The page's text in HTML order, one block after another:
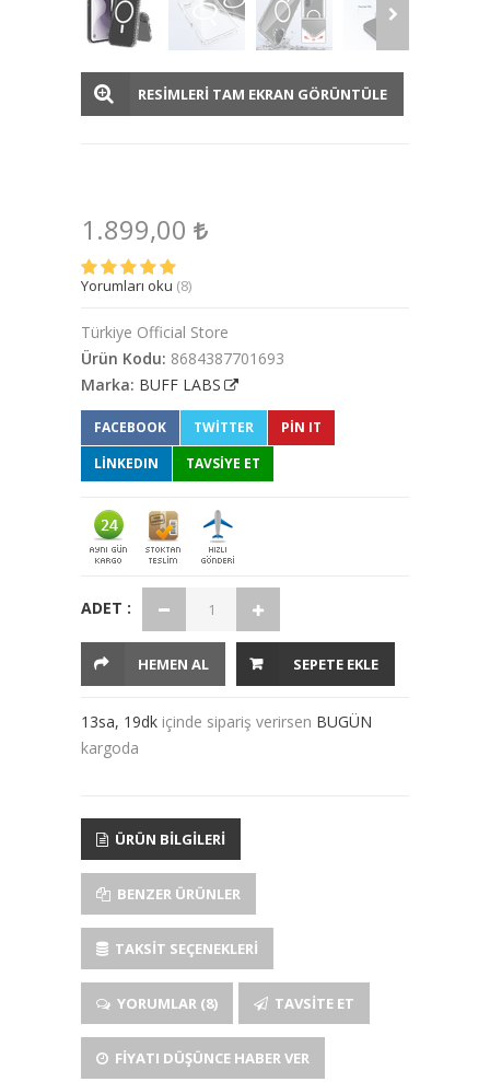
RESİMLERİ TAM EKRAN GÖRÜNTÜLE
1.899,00
Yorumları oku (8)
Türkiye Official Store
Ürün Kodu: 8684387701693
Marka: BUFF LABS
FACEBOOK TWITTER
PIN IT
LINKEDIN
TAVSİYE ET
ADET :
HEMEN AL SEPETE EKLE
13sa, 19dk içinde sipariş verirsen BUGÜN
kargoda
ÜRÜN BILGILERI
BENZER ÜRÜNLER
TAKSIT SEÇENEKLERI
YORUMLAR (8) TAVSITE ET
FIYATI DÜŞÜNCE HABER VER